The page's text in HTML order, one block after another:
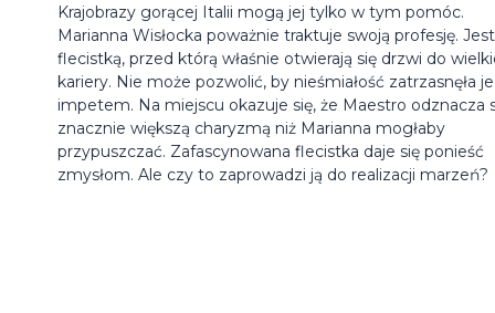
Krajobrazy gorącej Italii mogą jej tylko w tym pomóc.
Marianna Wisłocka poważnie traktuje swoją profesję. Jest
flecistką, przed którą właśnie otwierają się drzwi do
kariery. Nie może pozwolić, by nieśmiałość zatrzasnęła
impetem. Na miejscu okazuje się, że Maestro odznacza
znacznie większą charyzmą niż Marianna mogłaby
przypuszczać. Zafascynowana flecistka daje się ponieść
zmysłom. Ale czy to zaprowadzi ją do realizacji marzeń?